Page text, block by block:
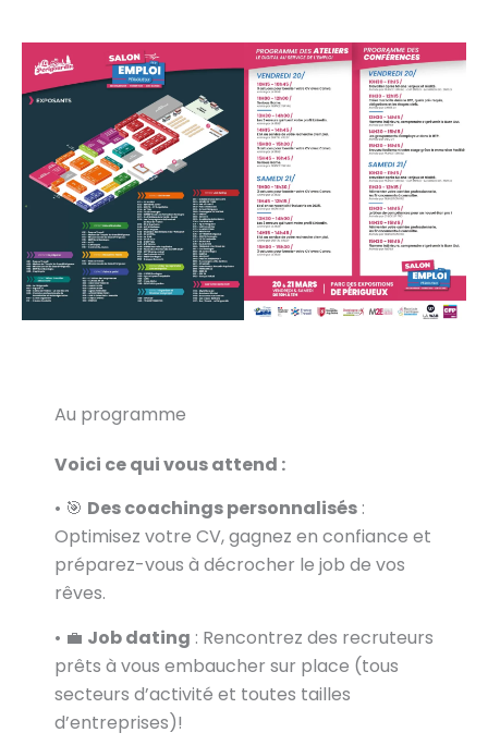
Au programme
Voici ce qui vous attend :
• 🎯 Des coachings personnalisés :
Optimisez votre CV, gagnez en confiance et
préparez-vous à décrocher le job de vos
rêves.
• 💼 Job dating : Rencontrez des recruteurs
prêts à vous embaucher sur place (tous
secteurs d’activité et toutes tailles
d’entreprises)!